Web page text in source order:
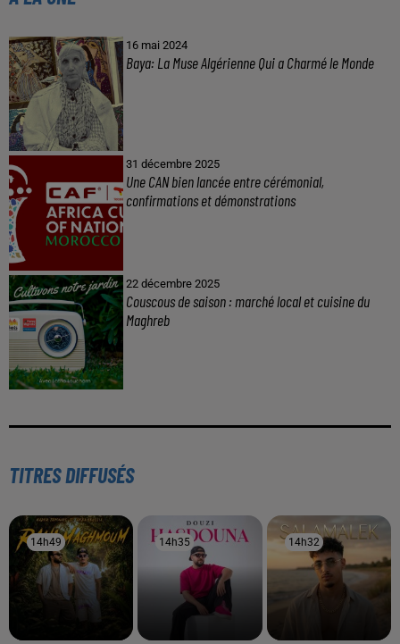
16 mai 2024
Baya: La Muse Algérienne Qui a Charmé le Monde
31 décembre 2025
Une CAN bien lancée entre cérémonial,
confirmations et démonstrations
22 décembre 2025
Couscous de saison : marché local et cuisine du
Maghreb
TITRES DIFFUSÉS
14h49
14h49 14h35
14h35 14h32
14h32